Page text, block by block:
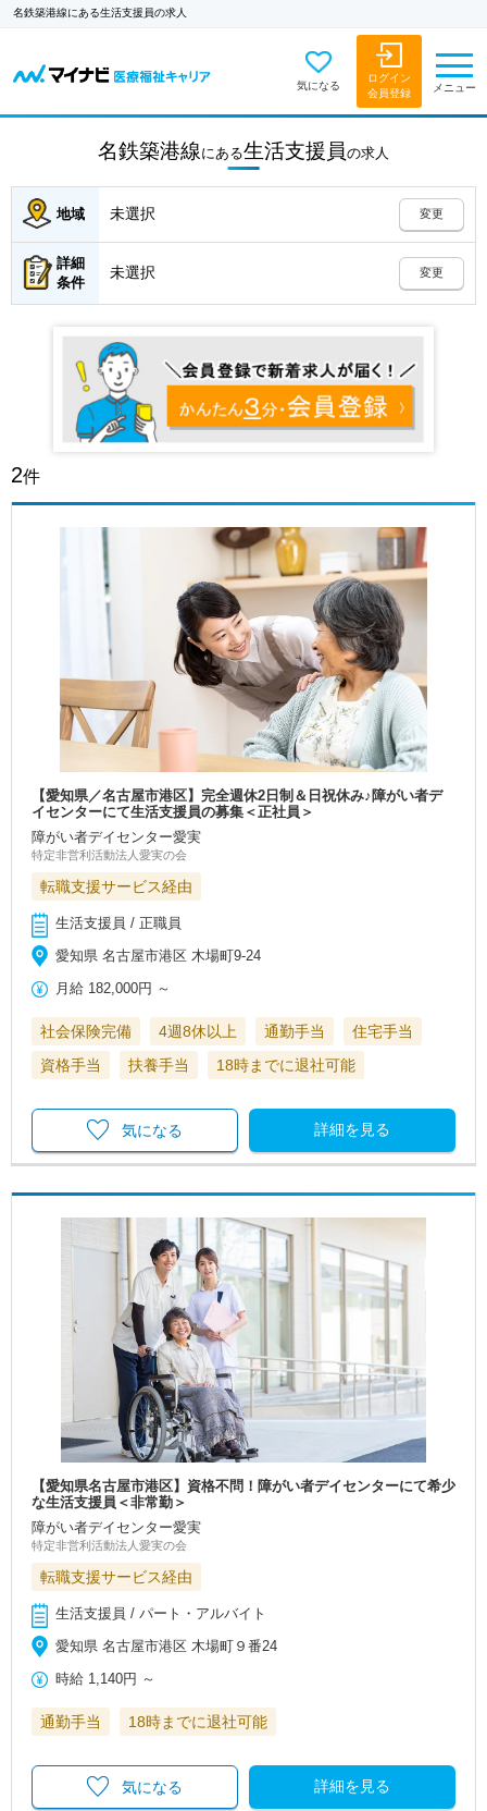
名鉄築港線にある生活支援員の求人
気になる
ログイン
会員登録
メニュー
名鉄築港線 にある生活支援員の求人
地域 未選択 変更
詳細
条件
未選択 変更
2件
【愛知県／名古屋市港区】完全週休2日制＆日祝休み♪障がい者デ
イセンターにて生活支援員の募集＜正社員＞
障がい者デイセンター愛実
特定非営利活動法人愛実の会
転職支援サービス経由
生活支援員 / 正職員
愛知県 名古屋市港区 木場町9-24
月給 182,000円 ～
社会保険完備 4週8休以上 通勤手当
住宅手当
資格手当
扶養手当 18時までに退社可能
詳細を見る
気になる
【愛知県名古屋市港区】資格不問！障がい者デイセンターにて希少
な生活支援員＜非常勤＞
障がい者デイセンター愛実
特定非営利活動法人愛実の会
転職支援サービス経由
生活支援員 / パート・アルバイト
愛知県 名古屋市港区 木場町９番24
時給 1,140円 ～
通勤手当 18時までに退社可能
詳細を見る
気になる